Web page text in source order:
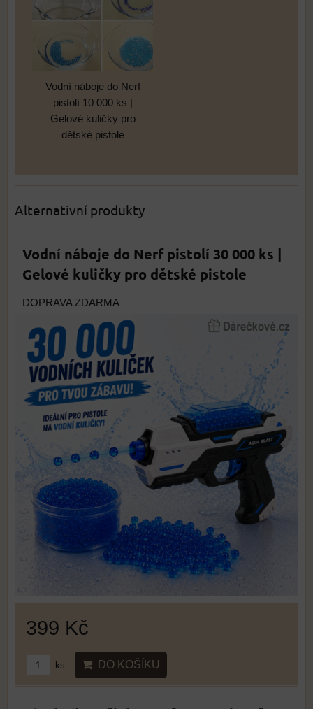
Vodní náboje do Nerf
pistolí 10 000 ks |
Gelové kuličky pro
dětské pistole
Alternativní produkty
Vodní náboje do Nerf pistolí 30 000 ks |
Gelové kuličky pro dětské pistole
DOPRAVA ZDARMA
399 Kč
ks DO KOŠÍKU